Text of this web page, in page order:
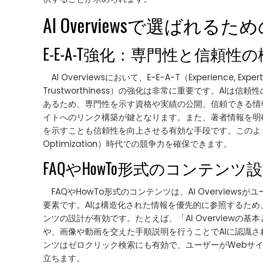
AI Overviewsで選ばれるた
E-E-A-T強化：専門性と信頼性
AI Overviewsにおいて、E-E-A-T（Experience,
Trustworthiness）の強化は非常に重要です。AIは信頼性
あるため、専門性を示す資格や実績の公開、信頼できる
イトへのリンク構築が鍵となります。また、著者情報を
を示すことも信頼性を向上させる有効な手段です。この
Optimization）時代での競争力を確保できます。
FAQやHowTo形式のコンテンツ
FAQやHowTo形式のコンテンツは、AI Overviewsがユ
要素です。AIは構造化された情報を優先的に参照するた
ンツの設計が有効です。たとえば、「AI Overviewの基
や、画像や動画を交えた手順説明を行うことでAIに認識
ンツはゼロクリック検索にも有効で、ユーザーがWebサ
立ちます。